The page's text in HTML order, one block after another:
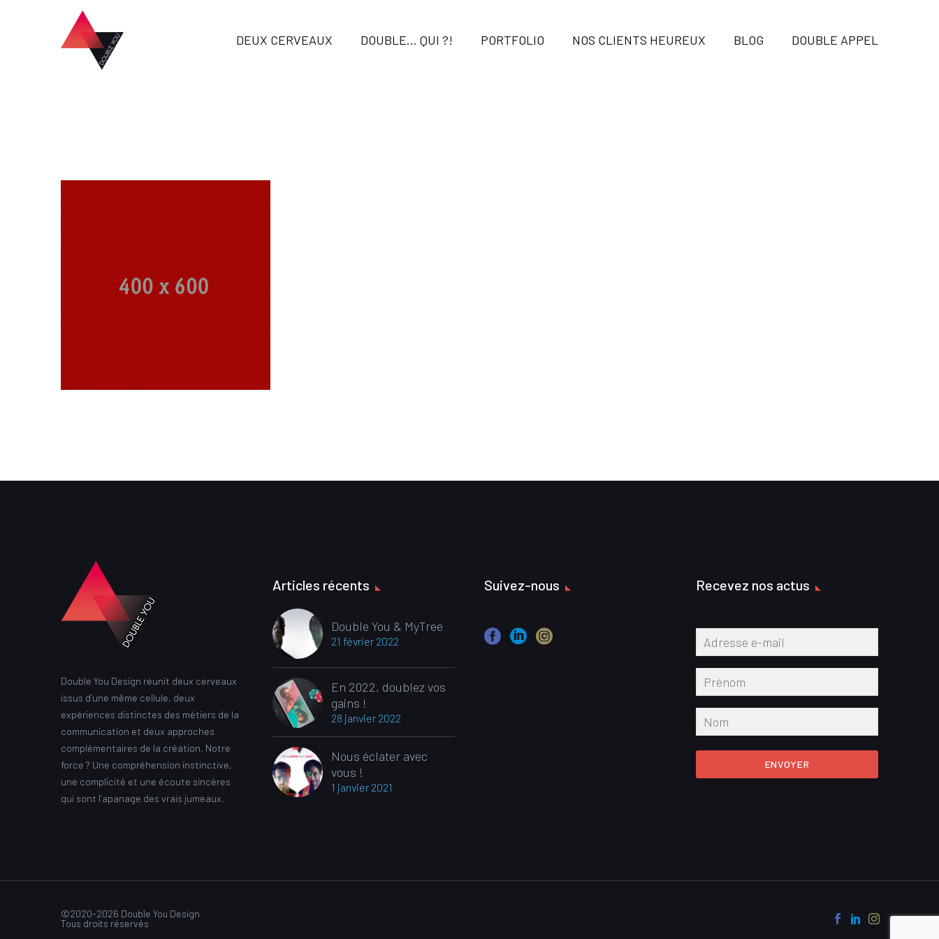
DEUX CERVEAUX DOUBLE… QUI ?! PORTFOLIO NOS CLIENTS HEUREUX BLOG DOUBLE APPEL
Double You Design réunit deux cerveaux
issus d’une même cellule, deux
expériences distinctes des métiers de la
communication et deux approches
complémentaires de la création. Notre
force ? Une compréhension instinctive,
une complicité et une écoute sincères
qui sont l’apanage des vrais jumeaux.
Articles récents
Double You & MyTree
21 février 2022
En 2022, doublez vos
gains !
28 janvier 2022
Nous éclater avec
vous !
1 janvier 2021
Suivez-nous Recevez nos actus
ENVOYER
©2020-2026 Double You Design
Tous droits réservés